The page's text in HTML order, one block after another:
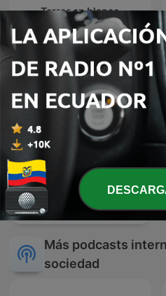
Terror en blanco
Estoico Hoy
Más podcasts
sociedad